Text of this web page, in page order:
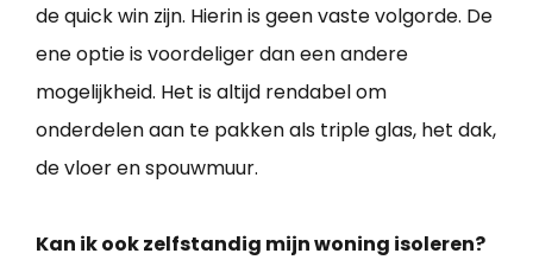
de quick win zijn. Hierin is geen vaste volgorde. De
ene optie is voordeliger dan een andere
mogelijkheid. Het is altijd rendabel om
onderdelen aan te pakken als triple glas, het dak,
de vloer en spouwmuur.
Kan ik ook zelfstandig mijn woning isoleren?